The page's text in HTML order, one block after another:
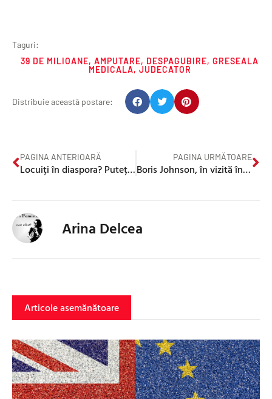
Taguri:
39 DE MILIOANE, AMPUTARE, DESPAGUBIRE, GRESEALA
MEDICALA, JUDECATOR
Distribuie această postare:
PAGINA ANTERIOARĂ
Locuiți în diaspora? Puteți vedea on-line evenimente culturale din București
PAGINA URMĂTOARE
Boris Johnson, în vizită în Ucraina
Arina Delcea
Articole asemănătoare